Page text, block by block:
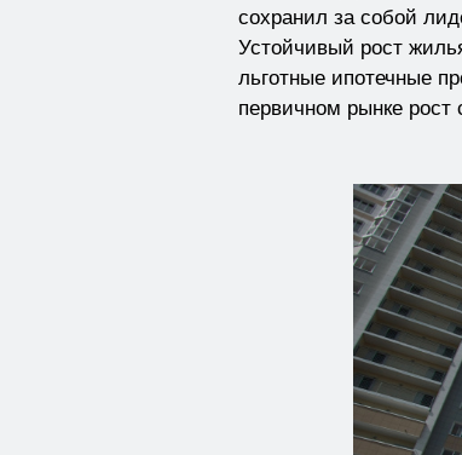
сохранил за собой
Устойчивый рост
льготные ипотечные
первичном рынке рост